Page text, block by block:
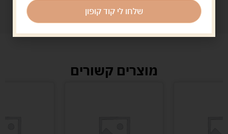
מוצרים קשורים
שלחו לי קוד קופון